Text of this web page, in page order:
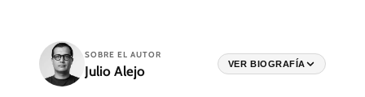
SOBRE EL AUTOR
Julio Alejo VER BIOGRAFÍA